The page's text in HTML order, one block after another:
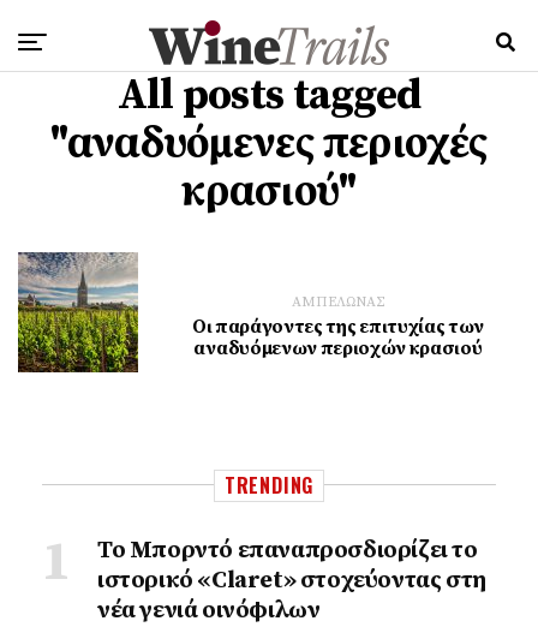
All posts tagged
"αναδυόμενες περιοχές
κρασιού"
ΑΜΠΕΛΩΝΑΣ
Οι παράγοντες της επιτυχίας των
αναδυόμενων περιοχών κρασιού
TRENDING
Το Μπορντό επαναπροσδιορίζει το
ιστορικό «Claret» στοχεύοντας στη
νέα γενιά οινόφιλων